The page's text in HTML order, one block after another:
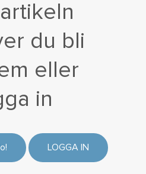
du bli
eller
in
LOGGA IN